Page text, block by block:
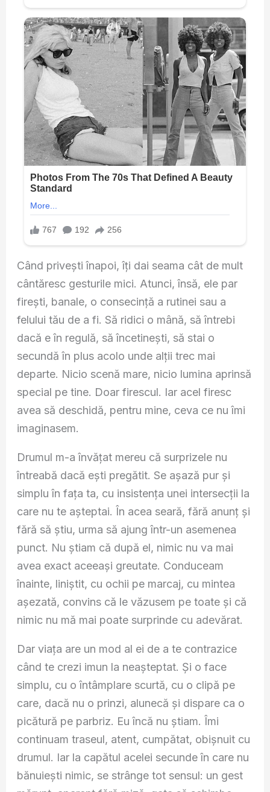
Când privești înapoi, îți dai seama cât de mult
cântăresc gesturile mici. Atunci, însă, ele par
firești, banale, o consecință a rutinei sau a
felului tău de a fi. Să ridici o mână, să întrebi
dacă e în regulă, să încetinești, să stai o
secundă în plus acolo unde alții trec mai
departe. Nicio scenă mare, nicio lumina aprinsă
special pe tine. Doar firescul. Iar acel firesc
avea să deschidă, pentru mine, ceva ce nu îmi
imaginasem.
Drumul m-a învățat mereu că surprizele nu
întreabă dacă ești pregătit. Se așază pur și
simplu în fața ta, cu insistența unei intersecții la
care nu te așteptai. În acea seară, fără anunț și
fără să știu, urma să ajung într-un asemenea
punct. Nu știam că după el, nimic nu va mai
avea exact aceeași greutate. Conduceam
înainte, liniștit, cu ochii pe marcaj, cu mintea
așezată, convins că le văzusem pe toate și că
nimic nu mă mai poate surprinde cu adevărat.
Dar viața are un mod al ei de a te contrazice
când te crezi imun la neașteptat. Și o face
simplu, cu o întâmplare scurtă, cu o clipă pe
care, dacă nu o prinzi, alunecă și dispare ca o
picătură pe parbriz. Eu încă nu știam. Îmi
continuam traseul, atent, cumpătat, obișnuit cu
drumul. Iar la capătul acelei secunde în care nu
bănuiești nimic, se strânge tot sensul: un gest